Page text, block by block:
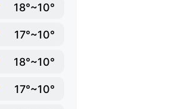
18°~10°
17°~10°
18°~10°
17°~10°